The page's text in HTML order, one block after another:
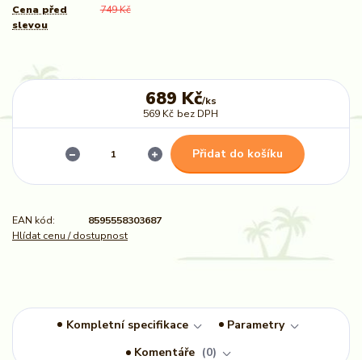
Cena před
slevou
749 Kč
689 Kč/ks
569 Kč bez DPH
Přidat do košíku
EAN kód:
8595558303687
Hlídat cenu / dostupnost
Kompletní specifikace
Parametry
Komentáře
0